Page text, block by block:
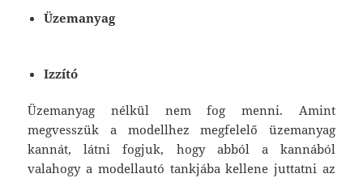
Üzemanyag
Izzító
Üzemanyag nélkül nem fog menni. Amint
megvesszük a modellhez megfelelő üzemanyag
kannát, látni fogjuk, hogy abból a kannából
valahogy a modellautó tankjába kellene juttatni az